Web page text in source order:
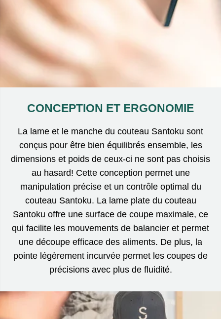
CONCEPTION ET ERGONOMIE
La lame et le manche du couteau Santoku sont
conçus pour être bien équilibrés ensemble, les
dimensions et poids de ceux-ci ne sont pas choisis
au hasard! Cette conception permet une
manipulation précise et un contrôle optimal du
couteau Santoku. La lame plate du couteau
Santoku offre une surface de coupe maximale, ce
qui facilite les mouvements de balancier et permet
une découpe efficace des aliments. De plus, la
pointe légèrement incurvée permet les coupes de
précisions avec plus de fluidité.